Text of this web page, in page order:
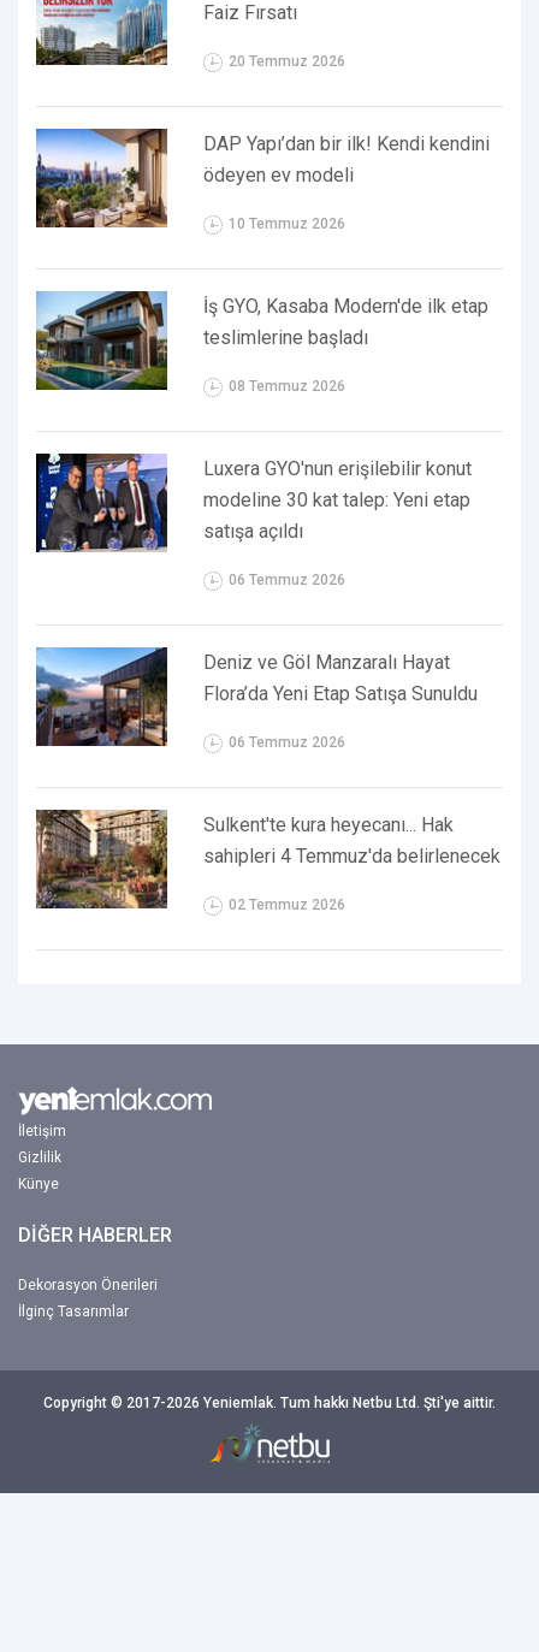
Faiz Fırsatı
20 Temmuz 2026
DAP Yapı’dan bir ilk! Kendi kendini
ödeyen ev modeli
10 Temmuz 2026
İş GYO, Kasaba Modern'de ilk etap
teslimlerine başladı
08 Temmuz 2026
Luxera GYO'nun erişilebilir konut
modeline 30 kat talep: Yeni etap
satışa açıldı
06 Temmuz 2026
Deniz ve Göl Manzaralı Hayat
Flora’da Yeni Etap Satışa Sunuldu
06 Temmuz 2026
Sulkent'te kura heyecanı... Hak
sahipleri 4 Temmuz'da belirlenecek
02 Temmuz 2026
İletişim
Gizlilik
Künye
DİĞER HABERLER
Dekorasyon Önerileri
İlginç Tasarımlar
Copyright © 2017-2026 Yeniemlak. Tum hakkı Netbu Ltd. Şti'ye aittir.